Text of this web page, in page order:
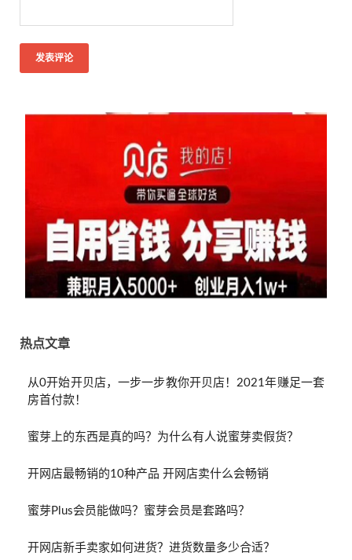
热点文章
从0开始开贝店，一步一步教你开贝店！2021年赚足一套
房首付款！
蜜芽上的东西是真的吗？为什么有人说蜜芽卖假货？
开网店最畅销的10种产品 开网店卖什么会畅销
蜜芽Plus会员能做吗？蜜芽会员是套路吗？
开网店新手卖家如何进货？进货数量多少合适？